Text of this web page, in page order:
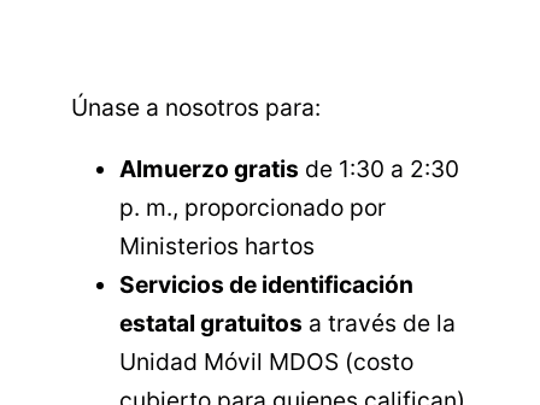
Únase a nosotros para:
Almuerzo gratis de 1:30 a 2:30
p. m., proporcionado por
Ministerios hartos
Servicios de identificación
estatal gratuitos a través de la
Unidad Móvil MDOS (costo